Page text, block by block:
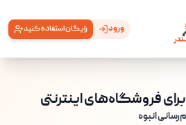
ورود رایگان استفاده کنید
فروشگاه‌های اینترنتی
انبوه